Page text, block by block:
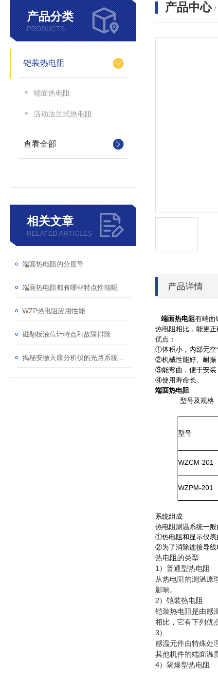
产品分类
PRODUCTS
铠装热电阻
端面热电阻
活动法兰式热电阻
查看全部
相关文章
RELATED ARTICLES
端面热电阻的分度号
端面热电阻都有哪些特点性能呢
WZP热电阻应用性能
磁翻板液位计特点和故障排除
产品中心 /
产品详情
端面热电阻有端面
热电阻相比，能更
优点：
①体积小，内部无空
②机械性能好、耐振
③能弯曲，便于安装
④使用寿命长。
端面热电阻
型号及规格
型号
WZCM-201
WZPM-201
系统组成
热电阻测温系统一
①热电阻和显示仪表
②为了消除连接导线
热电阻的类型
1）普通型热电阻
从热电阻的测温原
影响。
2）铠装热电阻
铠装热电阻是由感
相比，它有下列优
3）
感温元件由特殊处
其他机件的端面温
4）隔爆型热电阻